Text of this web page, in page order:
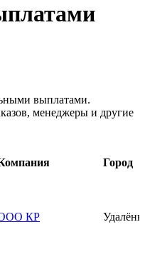
выплатами.
менеджеры и другие
Город
КР